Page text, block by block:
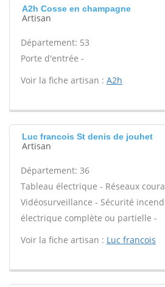
A2h Cosse en champagne
Artisan
Département: 53
Porte d'entrée -
Voir la fiche artisan : A2h
Luc francois St denis de jouhet
Artisan
Département: 36
Tableau électrique - Réseaux
Vidéosurveillance - Sécurité
électrique complète ou partielle -
Voir la fiche artisan : Luc francois